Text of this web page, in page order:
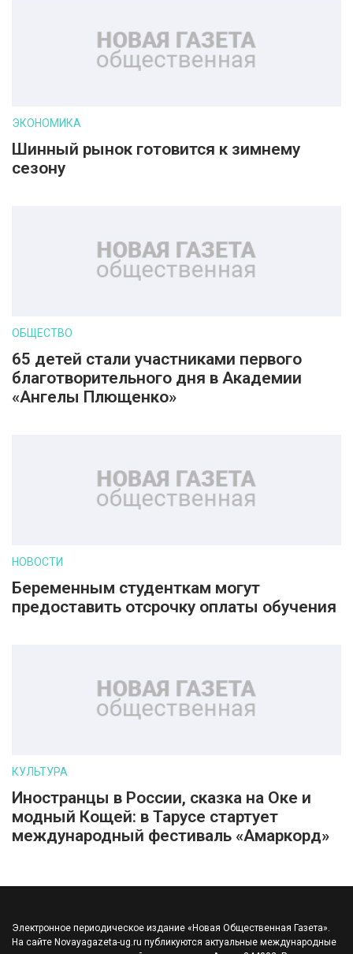
ЭКОНОМИКА
Шинный рынок готовится к зимнему
сезону
ОБЩЕСТВО
65 детей стали участниками первого
благотворительного дня в Академии
«Ангелы Плющенко»
НОВОСТИ
Беременным студенткам могут
предоставить отсрочку оплаты обучения
КУЛЬТУРА
Иностранцы в России, сказка на Оке и
модный Кощей: в Тарусе стартует
международный фестиваль «Амаркорд»
Электронное периодическое издание «Новая Общественная Газета».
На сайте Novayagazeta-ug.ru публикуются актуальные международные